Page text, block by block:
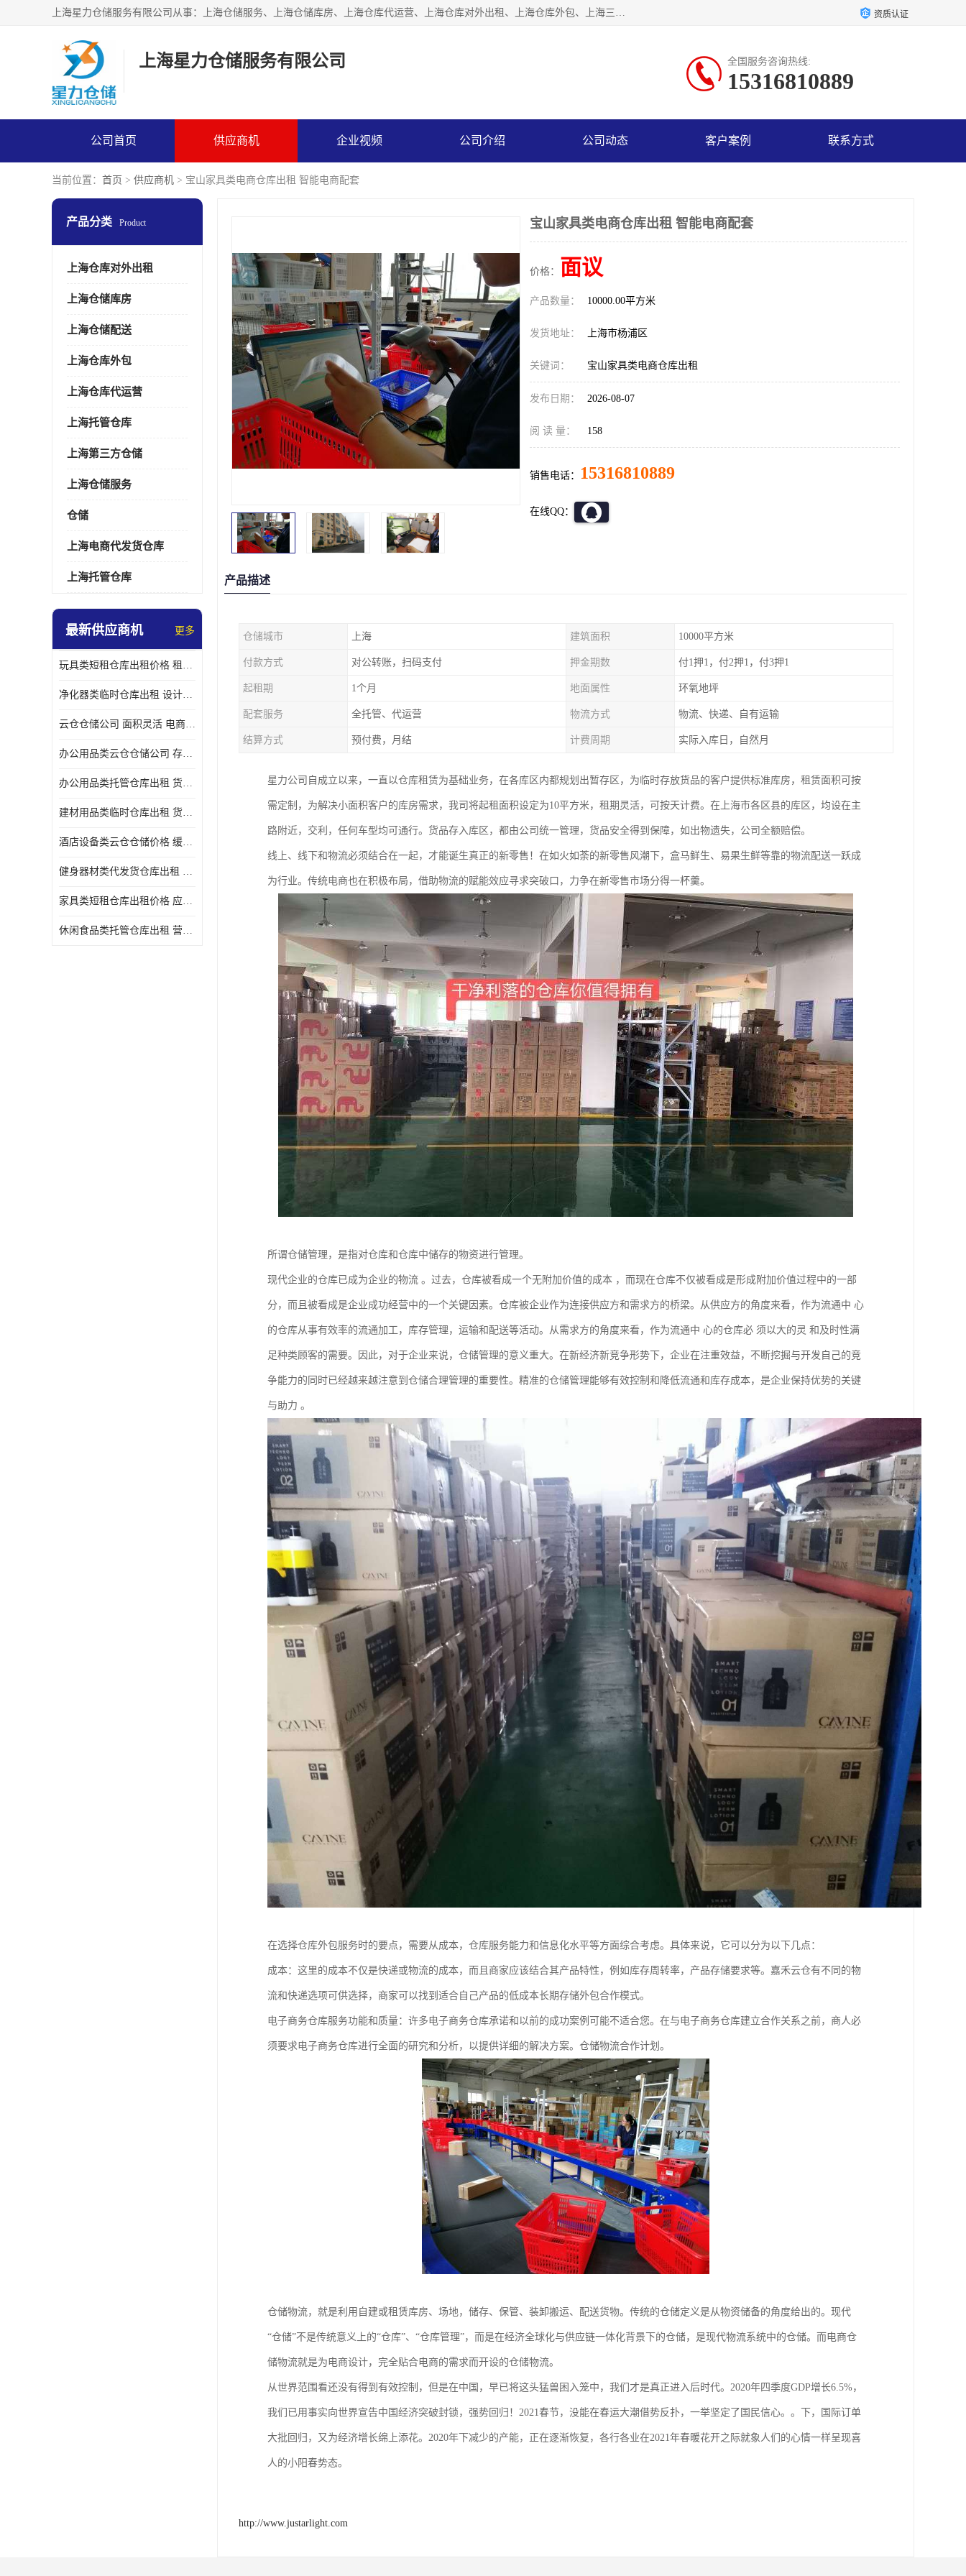
上海星力仓储服务有限公司从事：上海仓储服务、上海仓储库房、上海仓库代运营、上海仓库对外出租、上海仓库外包、上海三方仓储、上海电商仓储代发、上海电商代发货仓库、上海托管仓库、上海仓储配送。上海星力仓储服务有限公司现在拥有100个分仓、10万余平方的标准库房，精炼员工几百名，与几千家客户合作，公司已跻身上海仓储行业前列。欢迎来电咨询！ 资质认证
上海星力仓储服务有限公司 全国服务咨询热线:
15316810889
公司首页 供应商机 企业视频 公司介绍 公司动态 客户案例 联系方式
当前位置： 首页 > 供应商机 > 宝山家具类电商仓库出租 智能电商配套
产品分类 Product
上海仓库对外出租
上海仓储库房
上海仓储配送
上海仓库外包
上海仓库代运营
上海托管仓库
上海第三方仓储
上海仓储服务
仓储
上海电商代发货仓库
上海托管仓库
最新供应商机 更多
玩具类短租仓库出租价格 租期灵活 智能电商配套
净化器类临时仓库出租 设计简单 电商仓储物流战略合作
云仓仓储公司 面积灵活 电商仓储物流战略合作
办公用品类云仓仓储公司 存货周转很快 电商仓储物流战略整合
办公用品类托管仓库出租 货物装卸方便 电商仓储物流战略合作
建材用品类临时仓库出租 货物装卸方便 仓储供应链配套
酒店设备类云仓仓储价格 缓解企业储存压力 智能电商配套
健身器材类代发货仓库出租 租期灵活 新媒体平台配套
家具类短租仓库出租价格 应用广泛 智能电商配套
休闲食品类托管仓库出租 营造良好环境氛围 垂直电商配套
宝山家具类电商仓库出租 智能电商配套
价格： 面议
产品数量： 10000.00平方米
发货地址： 上海市杨浦区
关键词： 宝山家具类电商仓库出租
发布日期： 2026-08-07
阅 读 量： 158
销售电话： 15316810889
在线QQ：
产品描述
仓储城市 上海 建筑面积 10000平方米
付款方式 对公转账，扫码支付 押金期数 付1押1，付2押1，付3押1
起租期 1个月 地面属性 环氧地坪
配套服务 全托管、代运营 物流方式 物流、快递、自有运输
结算方式 预付费，月结 计费周期 实际入库日，自然月
星力公司自成立以来，一直以仓库租赁为基础业务，在各库区内都规划出暂存区，为临时存放货品的客户提供标准库房，租赁面积可按
需定制，为解决小面积客户的库房需求，我司将起租面积设定为10平方米，租期灵活，可按天计费。在上海市各区县的库区，均设在主
路附近，交利，任何车型均可通行。货品存入库区，都由公司统一管理，货品安全得到保障，如出物遗失，公司全额赔偿。
线上、线下和物流必须结合在一起，才能诞生真正的新零售！在如火如荼的新零售风潮下，盒马鲜生、易果生鲜等靠的物流配送一跃成
为行业。传统电商也在积极布局，借助物流的赋能效应寻求突破口，力争在新零售市场分得一杯羹。
所谓仓储管理，是指对仓库和仓库中储存的物资进行管理。
现代企业的仓库已成为企业的物流 。过去，仓库被看成一个无附加价值的成本 ，而现在仓库不仅被看成是形成附加价值过程中的一部
分，而且被看成是企业成功经营中的一个关键因素。仓库被企业作为连接供应方和需求方的桥梁。从供应方的角度来看，作为流通中 心
的仓库从事有效率的流通加工，库存管理，运输和配送等活动。从需求方的角度来看，作为流通中 心的仓库必 须以大的灵 和及时性满
足种类顾客的需要。因此，对于企业来说，仓储管理的意义重大。在新经济新竞争形势下，企业在注重效益，不断挖掘与开发自己的竞
争能力的同时已经越来越注意到仓储合理管理的重要性。精准的仓储管理能够有效控制和降低流通和库存成本，是企业保持优势的关键
与助力 。
在选择仓库外包服务时的要点，需要从成本，仓库服务能力和信息化水平等方面综合考虑。具体来说，它可以分为以下几点：
成本：这里的成本不仅是快递或物流的成本，而且商家应该结合其产品特性，例如库存周转率，产品存储要求等。嘉禾云仓有不同的物
流和快递选项可供选择，商家可以找到适合自己产品的低成本长期存储外包合作模式。
电子商务仓库服务功能和质量：许多电子商务仓库承诺和以前的成功案例可能不适合您。在与电子商务仓库建立合作关系之前，商人必
须要求电子商务仓库进行全面的研究和分析，以提供详细的解决方案。仓储物流合作计划。
仓储物流，就是利用自建或租赁库房、场地，储存、保管、装卸搬运、配送货物。传统的仓储定义是从物资储备的角度给出的。现代
“仓储”不是传统意义上的“仓库”、“仓库管理”，而是在经济全球化与供应链一体化背景下的仓储，是现代物流系统中的仓储。而电商仓
储物流就是为电商设计，完全贴合电商的需求而开设的仓储物流。
从世界范围看还没有得到有效控制，但是在中国，早已将这头猛兽困入笼中，我们才是真正进入后时代。2020年四季度GDP增长6.5%，
我们已用事实向世界宣告中国经济突破封锁，强势回归！2021春节，没能在春运大潮借势反扑，一举坚定了国民信心。。下，国际订单
大批回归，又为经济增长绵上添花。2020年下减少的产能，正在逐渐恢复，各行各业在2021年春暖花开之际就象人们的心情一样呈现喜
人的小阳春势态。
http://www.justarlight.com